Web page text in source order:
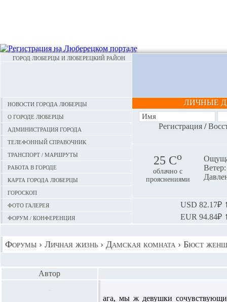
ГОРОД ЛЮБЕРЦЫ И ЛЮБЕРЕЦКИЙ РАЙОН
Новости города Люберцы
О городе Люберцы
Администрация города
Телефонный справочник
Транспорт / маршруты
Работа в городе
Карта города Люберцы
Гороскоп
Фото галерея
Форум / конференция
ЛИЧНЫЕ
Регистрация/
25 Сo
облачно с
прояснениями
USD 82.17₽
EUR 94.84₽
Форумы › Личная жизнь › Дамская комната› Бюст
Автор
ага, мы ж девушки